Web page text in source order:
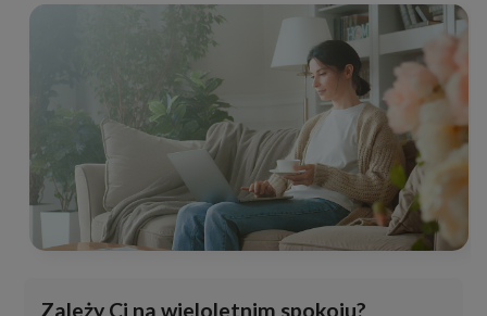
Zależy Ci na wieloletnim spokoju?